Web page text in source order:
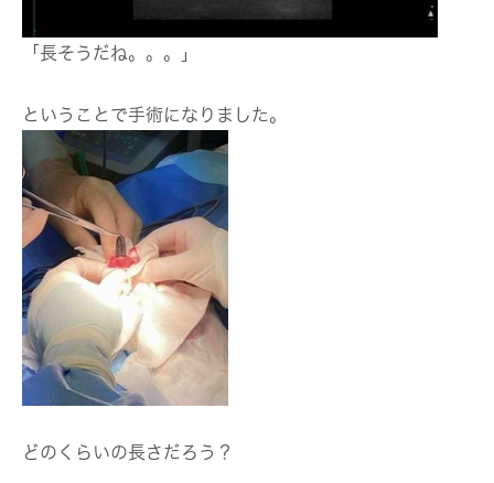
「長そうだね。。。」
ということで手術になりました。
どのくらいの長さだろう？